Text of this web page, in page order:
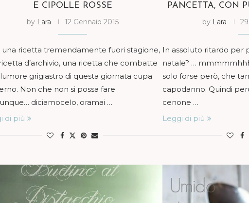
E CIPOLLE ROSSE
by Lara 12 Gennaio 2015
una ricetta tremendamente fuori stagione,
d’archivio, una ricetta che combatte
grigiastro di questa giornata cupa
Non che non si possa fare
diciamocelo, oramai …
di più
PANCETTA, CON
by Lara
In assoluto ritardo per
natale? …
solo forse però, che
capodanno. Quindi
cenone …
Leggi di più